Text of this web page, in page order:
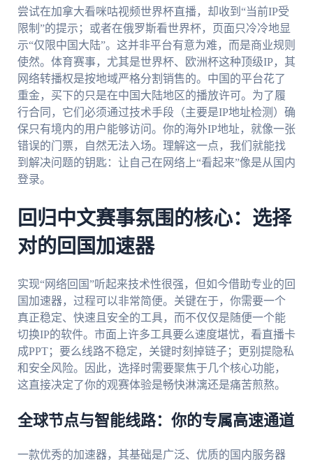
尝试在加拿大看咪咕视频世界杯直播，却收到“当前IP受
限制”的提示；或者在俄罗斯看世界杯，页面只冷冷地显
示“仅限中国大陆”。这并非平台有意为难，而是商业规则
使然。体育赛事，尤其是世界杯、欧洲杯这种顶级IP，其
网络转播权是按地域严格分割销售的。中国的平台花了
重金，买下的只是在中国大陆地区的播放许可。为了履
行合同，它们必须通过技术手段（主要是IP地址检测）确
保只有境内的用户能够访问。你的海外IP地址，就像一张
错误的门票，自然无法入场。理解这一点，我们就能找
到解决问题的钥匙：让自己在网络上“看起来”像是从国内
登录。
回归中文赛事氛围的核心：选择
对的回国加速器
实现“网络回国”听起来技术性很强，但如今借助专业的回
国加速器，过程可以非常简便。关键在于，你需要一个
真正稳定、快速且安全的工具，而不仅仅是随便一个能
切换IP的软件。市面上许多工具要么速度堪忧，看直播卡
成PPT；要么线路不稳定，关键时刻掉链子；更别提隐私
和安全风险。因此，选择时需要聚焦于几个核心功能，
这直接决定了你的观赛体验是畅快淋漓还是痛苦煎熬。
全球节点与智能线路：你的专属高速通道
一款优秀的加速器，其基础是广泛、优质的国内服务器